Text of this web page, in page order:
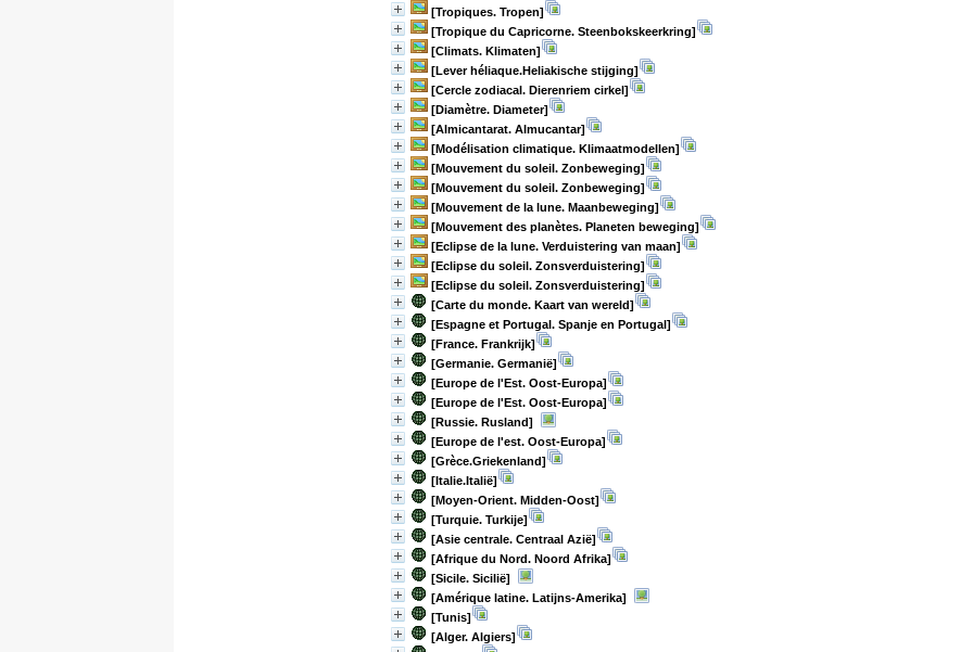
[Tropiques. Tropen]
[Tropique du Capricorne. Steenbokskeerkring]
[Climats. Klimaten]
[Lever héliaque.Heliakische stijging]
[Cercle zodiacal. Dierenriem cirkel]
[Diamètre. Diameter]
[Almicantarat. Almucantar]
[Modélisation climatique. Klimaatmodellen]
[Mouvement du soleil. Zonbeweging]
[Mouvement du soleil. Zonbeweging]
[Mouvement de la lune. Maanbeweging]
[Mouvement des planètes. Planeten beweging]
[Eclipse de la lune. Verduistering van maan]
[Eclipse du soleil. Zonsverduistering]
[Eclipse du soleil. Zonsverduistering]
[Carte du monde. Kaart van wereld]
[Espagne et Portugal. Spanje en Portugal]
[France. Frankrijk]
[Germanie. Germanië]
[Europe de l'Est. Oost-Europa]
[Europe de l'Est. Oost-Europa]
[Russie. Rusland]
[Europe de l'est. Oost-Europa]
[Grèce.Griekenland]
[Italie.Italië]
[Moyen-Orient. Midden-Oost]
[Turquie. Turkije]
[Asie centrale. Centraal Azië]
[Afrique du Nord. Noord Afrika]
[Sicile. Sicilië]
[Amérique latine. Latijns-Amerika]
[Tunis]
[Alger. Algiers]